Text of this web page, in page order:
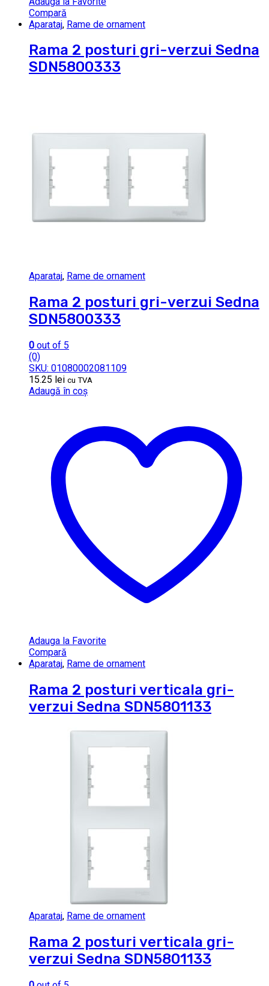
Compară
Aparataj, Rame de ornament
Rama 2 posturi gri-verzui Sedna
SDN5800333
Aparataj, Rame de ornament
Rama 2 posturi gri-verzui Sedna
SDN5800333
0 out of 5
(0)
SKU: 01080002081109
15.25 lei cu TVA
Adaugă în coș
Adauga la Favorite
Compară
Aparataj, Rame de ornament
Rama 2 posturi verticala gri-
verzui Sedna SDN5801133
Aparataj, Rame de ornament
Rama 2 posturi verticala gri-
verzui Sedna SDN5801133